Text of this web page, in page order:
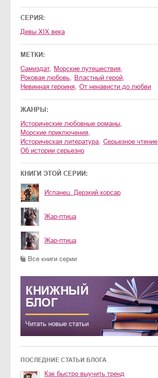
СЕРИЯ:
Девы XIX века
МЕТКИ:
Самиздат, морские путешествия
роковая любовь
властный герой
невинная героиня
от ненависти до любви
ЖАНРЫ:
исторические любовные романы
морские приключения
историческая литература
серьезное чтение
об истории серьезно
КНИГИ ЭТОЙ СЕРИИ:
Испанец. Дерзкий корсар
Жар-птица
Жар-птица
Все книги серии
КНИЖНЫЙ
БЛОГ
Читать новые статьи
ПОСЛЕДНИЕ СТАТЬИ БЛОГА
Как быстро выучить тренд